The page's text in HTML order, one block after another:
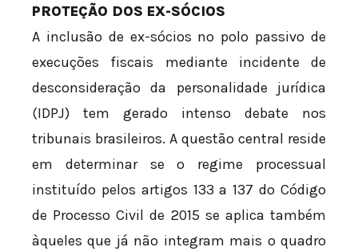
PROTEÇÃO DOS EX-SÓCIOS
A inclusão de ex-sócios no polo passivo de
execuções fiscais mediante incidente de
desconsideração da personalidade jurídica
(IDPJ) tem gerado intenso debate nos
tribunais brasileiros. A questão central reside
em determinar se o regime processual
instituído pelos artigos 133 a 137 do Código
de Processo Civil de 2015 se aplica também
àqueles que já não integram mais o quadro